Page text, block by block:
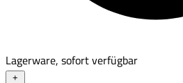
Lagerware, sofort verfügbar